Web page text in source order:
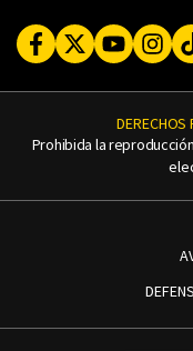
FacebookTwitterYoutube
Prohibida la